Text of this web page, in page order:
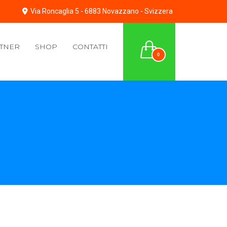
Via Roncaglia 5 - 6883 Novazzano - Svizzera
0
SHOP CONTATTI